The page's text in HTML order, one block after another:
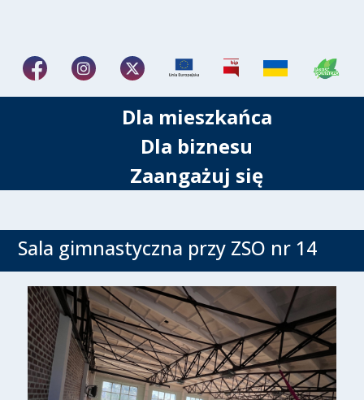
Dla mieszkańca
Dla biznesu
Zaangażuj się
Sala gimnastyczna przy ZSO nr 14